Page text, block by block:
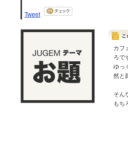
Tweet
カフ
ろで
ゆっ
然と
そん
もち